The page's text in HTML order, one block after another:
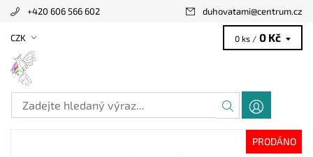
+420 606 566 602 duhovatami@centrum.cz
CZK 0 ks / 0 Kč
PRODÁNO